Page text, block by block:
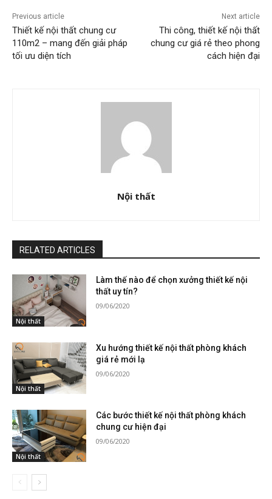
Previous article
Thiết kế nội thất chung cư
110m2 – mang đến giải pháp
tối ưu diện tích
Next article
Thi công, thiết kế nội thất
chung cư giá rẻ theo phong
cách hiện đại
Nội thất
RELATED ARTICLES
Nội thất
Làm thế nào để chọn xưởng thiết kế nội
thất uy tín?
09/06/2020
Nội thất
Xu hướng thiết kế nội thất phòng khách
giá rẻ mới lạ
09/06/2020
Nội thất
Các bước thiết kế nội thất phòng khách
chung cư hiện đại
09/06/2020